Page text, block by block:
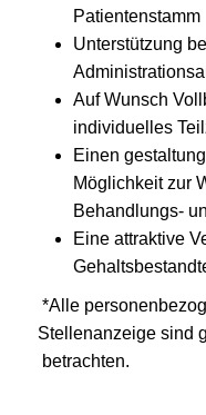
Patientenstamm
Unterstützung
Auf Wunsch
individuelles
Einen
Möglichkeit zur
Behandlungs-
Eine attraktive
*Alle
Stellenanzeige sind
betrachten.